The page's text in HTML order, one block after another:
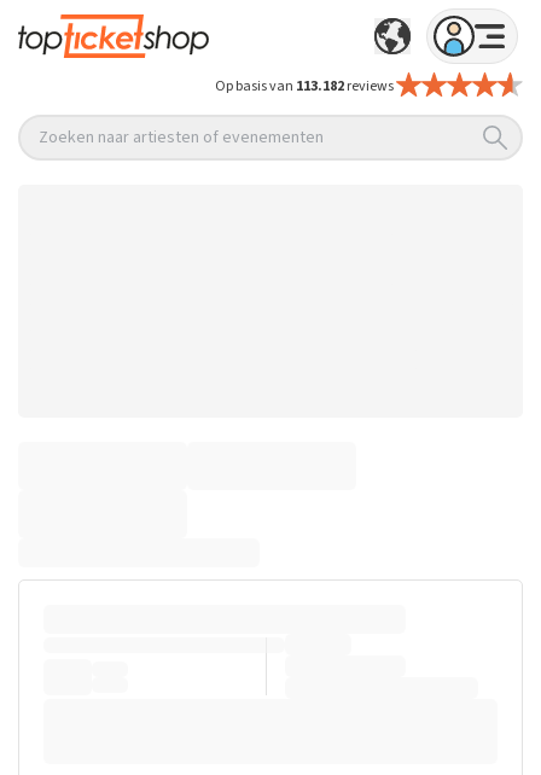
Op basis van 113.182reviews
Zoeken naar artiesten of evenementen